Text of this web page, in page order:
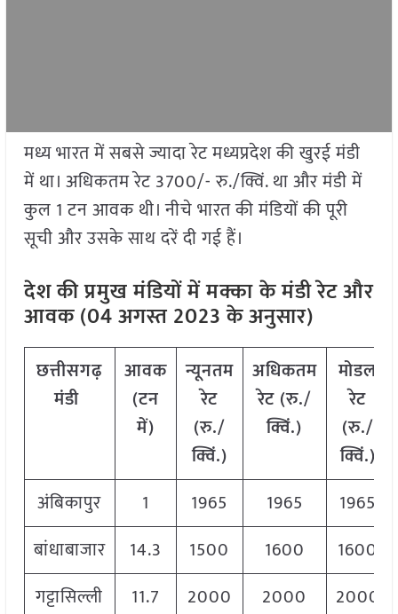
मध्य भारत में सबसे ज्यादा रेट मध्यप्रदेश की खुरई मंडी
में था। अधिकतम रेट 3700/- रु./क्विं. था और मंडी में
कुल 1 टन आवक थी। नीचे भारत की मंडियों की पूरी
सूची और उसके साथ दरें दी गई हैं।
देश की प्रमुख मंडियों में मक्काके मंडी रेट और
आवक (04 अगस्त 2023 के अनुसार)
छत्तीसगढ़
मंडी
आवक
(टन
में)
न्यूनतम
रेट
(रु./
क्विं.)
अधिकतम
रेट (रु./
क्विं.)
मोडल
रेट
(रु./
क्विं.)
अंबिकापुर
1 1965 1965
1965
बांधाबाजार
14.3 1500 1600
1600
गट्टासिल्ली
11.7 2000 2000
2000